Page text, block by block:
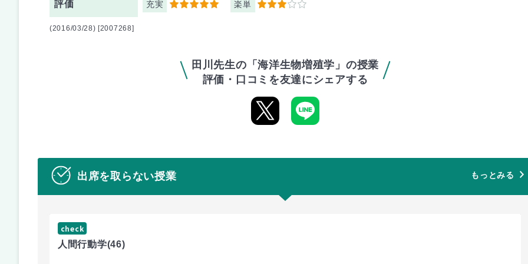
評価 充実 5 楽単 3
(2016/03/28) [2007268]
田川先生の「海洋生物増殖学」の授業
評価・口コミを友達にシェアする
出席を取らない授業 もっとみる
check
人間行動学(46)